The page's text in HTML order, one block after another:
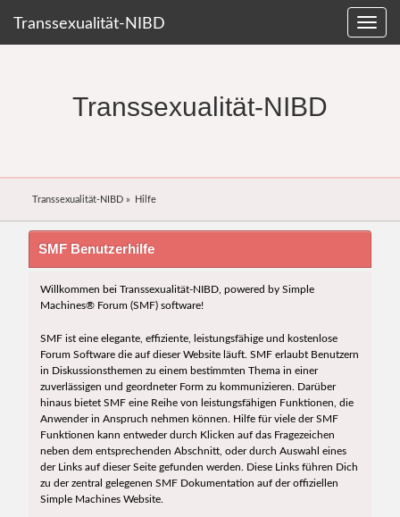
Transsexualität-NIBD
Transsexualität-NIBD
Transsexualität-NIBD» Hilfe
SMF Benutzerhilfe
Willkommen bei Transsexualität-NIBD, powered by Simple
Machines® Forum (SMF) software!
SMF ist eine elegante, effiziente, leistungsfähige und kostenlose
Forum Software die auf dieser Website läuft. SMF erlaubt Benutzern
in Diskussionsthemen zu einem bestimmten Thema in einer
zuverlässigen und geordneter Form zu kommunizieren. Darüber
hinaus bietet SMF eine Reihe von leistungsfähigen Funktionen, die
Anwender in Anspruch nehmen können. Hilfe für viele der SMF
Funktionen kann entweder durch Klicken auf das Fragezeichen
neben dem entsprechenden Abschnitt, oder durch Auswahl eines
der Links auf dieser Seite gefunden werden. Diese Links führen Dich
zu der zentral gelegenen SMF Dokumentation auf der offiziellen
Simple Machines Website.